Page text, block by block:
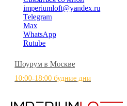
imperiumloft@yandex.ru
Telegram
Max
WhatsApp
Rutube
Шоурум в Москве
10:00-18:00 будние дни